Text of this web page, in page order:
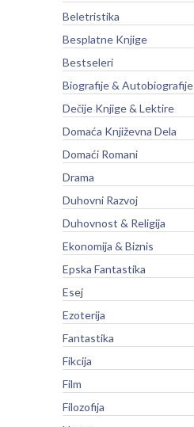
Beletristika
Besplatne Knjige
Bestseleri
Biografije & Autobiografije
Dečije Knjige & Lektire
Domaća Književna Dela
Domaći Romani
Drama
Duhovni Razvoj
Duhovnost & Religija
Ekonomija & Biznis
Epska Fantastika
Esej
Ezoterija
Fantastika
Fikcija
Film
Filozofija